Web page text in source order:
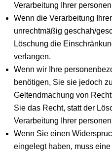
Verarbeitung Ihrer
Wenn die Verarbeitung
unrechtmäßig geschah/
Löschung die
verlangen.
Wenn wir Ihre
benötigen, Sie sie jedoch
Geltendmachung von
Sie das Recht, statt der
Verarbeitung Ihrer
Wenn Sie einen
eingelegt haben, muss